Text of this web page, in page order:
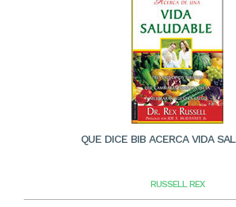
QUE DICE BIB ACERCA VIDA
RUSSELL REX